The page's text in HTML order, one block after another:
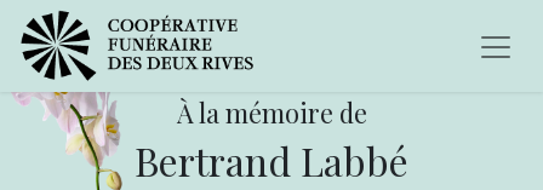
À la mémoire de
Bertrand Labbé